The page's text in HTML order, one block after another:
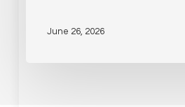
June 26, 2026